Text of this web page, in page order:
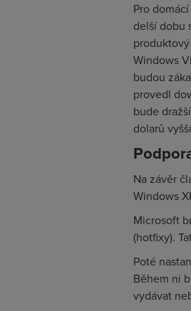
Pro
delší dobu
Windows
budou
provedl
bude
dolarů
Na závěr
Windows
Microsoft
(hotfixy).
Poté
Během ni
vydávat